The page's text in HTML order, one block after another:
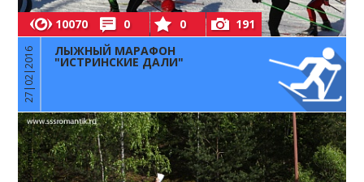
10070 0 0 191
27|02|2016 ЛЫЖНЫЙ МАРАФОН
"ИСТРИНСКИЕ ДАЛИ"